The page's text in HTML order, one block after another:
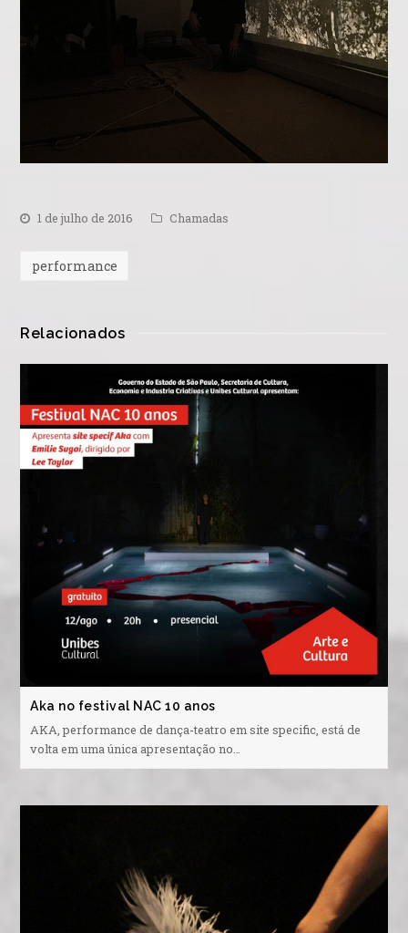
1 de julho de 2016 Chamadas
performance
Relacionados
Aka no festival NAC 10 anos
AKA, performance de dança-teatro em site specific, está de
volta em uma única apresentação no…